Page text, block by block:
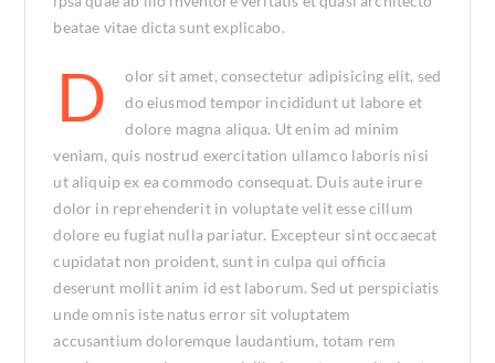
beatae vitae dicta sunt explicabo.
D
olor sit amet, consectetur adipisicing elit, sed
do eiusmod tempor incididunt ut labore et
dolore magna aliqua. Ut enim ad minim
veniam, quis nostrud exercitation ullamco laboris nisi
ut aliquip ex ea commodo consequat. Duis aute irure
dolor in reprehenderit in voluptate velit esse cillum
dolore eu fugiat nulla pariatur. Excepteur sint occaecat
cupidatat non proident, sunt in culpa qui officia
deserunt mollit anim id est laborum. Sed ut perspiciatis
unde omnis iste natus error sit voluptatem
accusantium doloremque laudantium, totam rem